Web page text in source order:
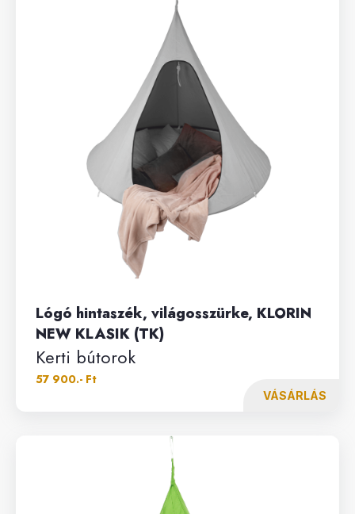
Lógó hintaszék, világosszürke, KLORIN
NEW KLASIK (TK)
Kerti bútorok
57 900.- Ft
VÁSÁRLÁS